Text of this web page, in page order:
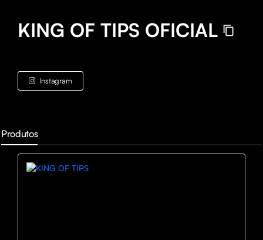
KING OF TIPS OFICIAL
Instagram
Produtos